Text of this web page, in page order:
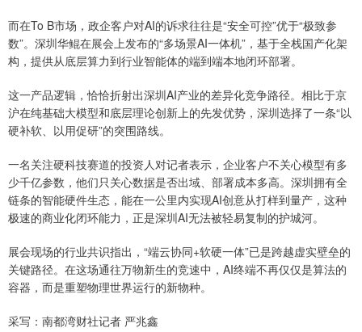
而在To B市场，政企客户对AI的诉求往往是“安全可控”优于“极致参
数”。深圳华鲲在展会上发布的“多场景AI一体机”，基于全栈国产化架
构，提供从底层算力到行业智能体的端到端本地闭环部署。
这一产品逻辑，恰恰折射出深圳AI产业的差异化竞争路径。相比于京
沪在纯基础大模型和底层理论创新上的先发优势，深圳选择了一条“以
硬补软、以用促研”的突围路线。
一名关注硬科技赛道的投资人对记者表示，企业客户不关心模型有多
少千亿参数，他们只关心数据是否出域、部署成本多高。深圳拥有全
链条的智能硬件生态，能在一公里内实现AI创意从打样到量产，这种
极速的商业化闭环能力，正是深圳AI无法被轻易复制的护城河。
展会现场的行业共识指出，“端云协同+软硬一体”已是跨越虚实壁垒的
关键路径。在这场通往万物新生的竞速中，AI终端不再仅仅是算法的
容器，而是重塑物理世界运行的新物种。
采写：南都湾财社记者 严兆鑫